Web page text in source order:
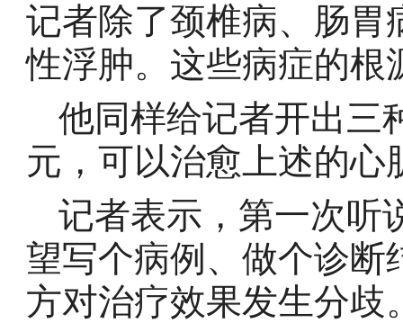
记者除了颈椎病、肠胃
性浮肿。这些病症的根
他同样给记者开出三
元，可以治愈上述的
记者表示，第一次听
望写个病例、做个诊断
方对治疗效果发生分歧